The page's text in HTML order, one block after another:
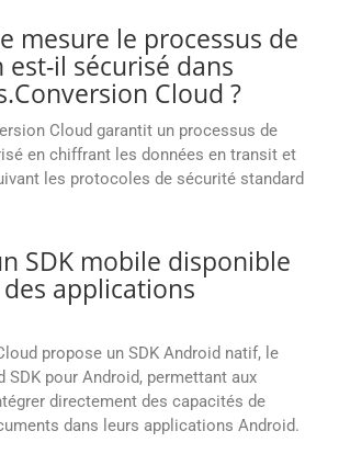
mesure le processus de
est-il sécurisé dans
Cloud ?
Cloud garantit un processus de
en chiffrant les données en transit et
les protocoles de sécurité standard
SDK mobile disponible
applications
propose un SDK Android natif, le
SDK pour Android, permettant aux
directement des capacités de
dans leurs applications Android.